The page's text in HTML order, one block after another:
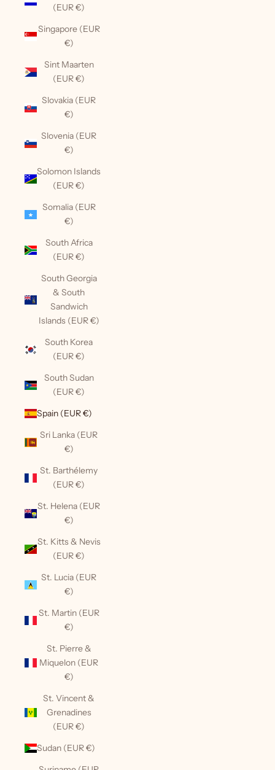
(EUR €)
Singapore (EUR
€)
Sint Maarten
(EUR €)
Slovakia (EUR
€)
Slovenia (EUR
€)
Solomon Islands
(EUR €)
Somalia (EUR
€)
South Africa
(EUR €)
South Georgia
& South
Sandwich
Islands (EUR €)
South Korea
(EUR €)
South Sudan
(EUR €)
Spain (EUR €)
Sri Lanka (EUR
€)
St. Barthélemy
(EUR €)
St. Helena (EUR
€)
St. Kitts & Nevis
(EUR €)
St. Lucia (EUR
€)
St. Martin (EUR
€)
St. Pierre &
Miquelon (EUR
€)
St. Vincent &
Grenadines
(EUR €)
Sudan (EUR €)